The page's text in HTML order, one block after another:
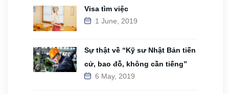
Visa tìm việc
1 June, 2019
Sự thật về “Kỹ sư Nhật Bản tiến
cử, bao đỗ, không cần tiếng”
6 May, 2019